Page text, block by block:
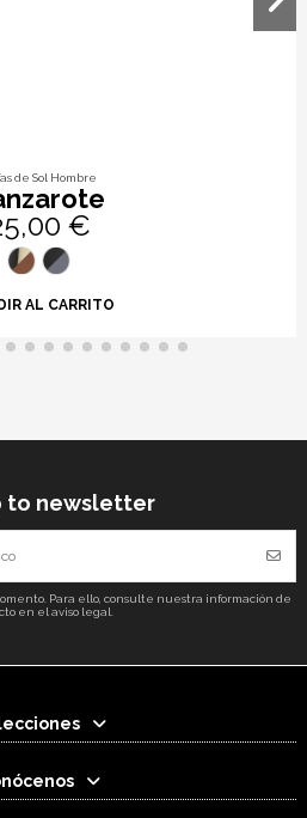
de Sol Hombre
€
AL CARRITO
to newsletter
Para ello, consulte nuestra información de
en el aviso legal.